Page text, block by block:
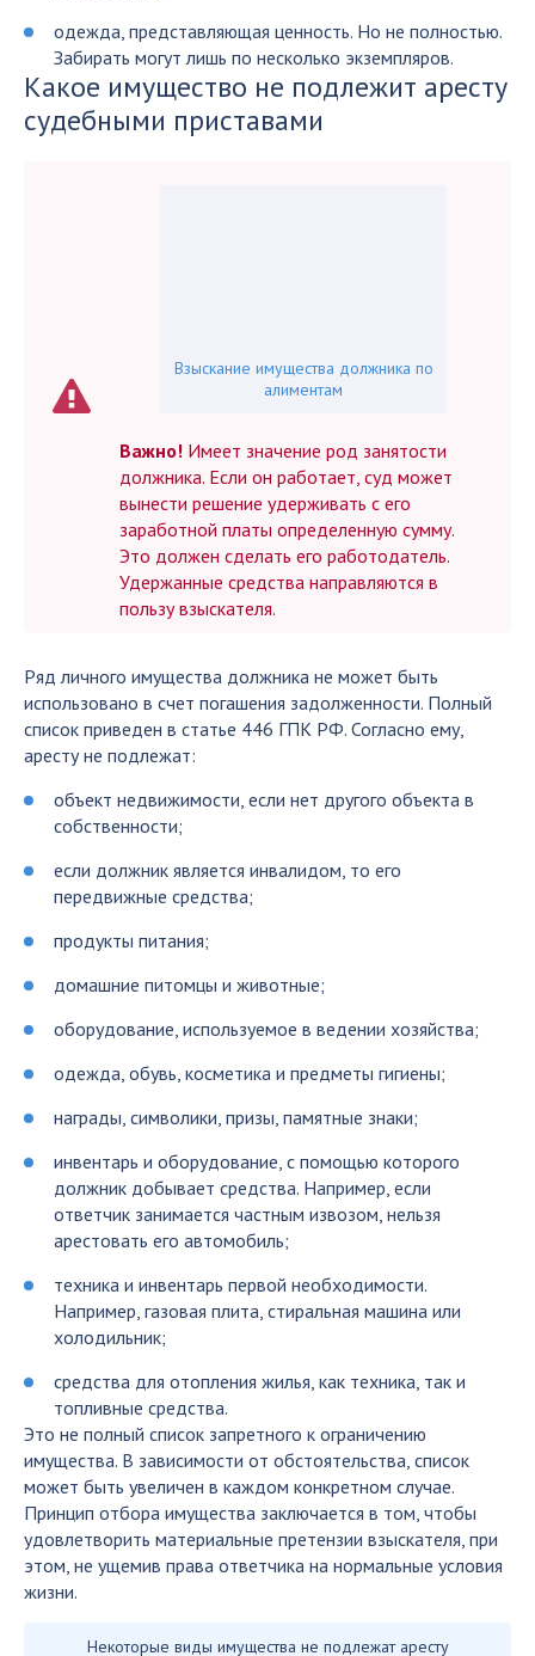
одежда, представляющая ценность. Но не полностью.
Забирать могут лишь по несколько экземпляров.
Какое имущество не подлежит аресту
судебными приставами
Взыскание имущества должника по
алиментам
Важно! Имеет значение род занятости
должника. Если он работает, суд может
вынести решение удерживать с его
заработной платы определенную сумму.
Это должен сделать его работодатель.
Удержанные средства направляются в
пользу взыскателя.
Ряд личного имущества должника не может быть
использовано в счет погашения задолженности. Полный
список приведен в статье 446 ГПК РФ. Согласно ему,
аресту не подлежат:
объект недвижимости, если нет другого объекта в
собственности;
если должник является инвалидом, то его
передвижные средства;
продукты питания;
домашние питомцы и животные;
оборудование, используемое в ведении хозяйства;
одежда, обувь, косметика и предметы гигиены;
награды, символики, призы, памятные знаки;
инвентарь и оборудование, с помощью которого
должник добывает средства. Например, если
ответчик занимается частным извозом, нельзя
арестовать его автомобиль;
техника и инвентарь первой необходимости.
Например, газовая плита, стиральная машина или
холодильник;
средства для отопления жилья, как техника, так и
топливные средства.
Это не полный список запретного к ограничению
имущества. В зависимости от обстоятельства, список
может быть увеличен в каждом конкретном случае.
Принцип отбора имущества заключается в том, чтобы
удовлетворить материальные претензии взыскателя, при
этом, не ущемив права ответчика на нормальные условия
жизни.
Некоторые виды имущества не подлежат аресту